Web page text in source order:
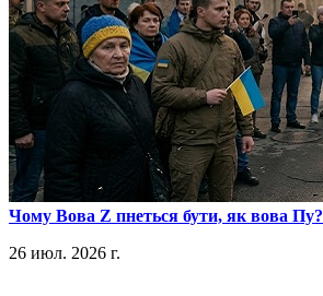
​Чому Вова Z пнеться бути, як вова Пу?
26 июл. 2026 г.